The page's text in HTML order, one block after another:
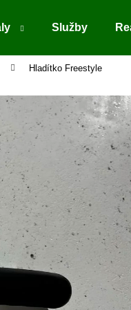
Služby
Hladítko Freestyle
Co potřebujete